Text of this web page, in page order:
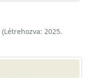
(Létrehozva: 2025.